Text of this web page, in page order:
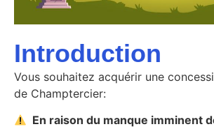
Introduction
Vous souhaitez acquérir une
de Champtercier:
En raison du manque imminent